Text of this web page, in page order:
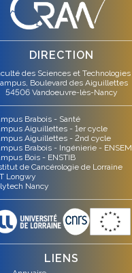
DIRECTION
des Sciences et Technologies
Boulevard des Aiguillettes
54506 Vandoeuvre-lès-Nancy
Brabois - Santé
Aiguillettes - 1er cycle
Aiguillettes - 2nd cycle
Brabois - Ingénierie - ENSEM
Bois - ENSTIB
de Cancérologie de Lorraine
Longwy
Nancy
LIENS